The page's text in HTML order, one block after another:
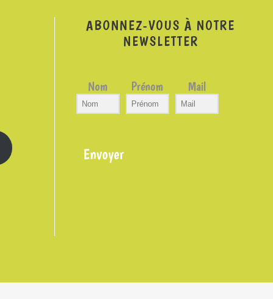
ABONNEZ-VOUS À NOTRE
NEWSLETTER
Nom Prénom Mail
Envoyer